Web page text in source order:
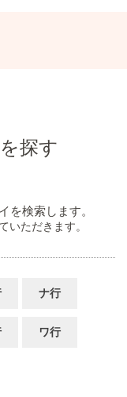
探す
を検索します。
いただきます。
ナ行
ワ行